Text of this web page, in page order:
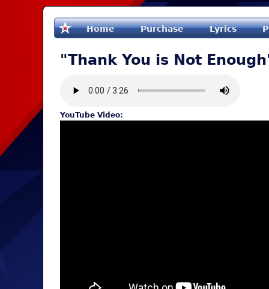
Home Purchase Lyrics
"Thank You is Not
YouTube Video: